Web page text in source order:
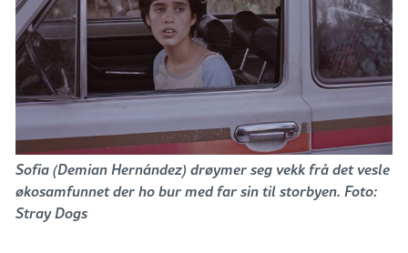
Sofia (Demian Hernández) drøymer seg vekk frå det vesle
økosamfunnet der ho bur med far sin til storbyen. Foto:
Stray Dogs